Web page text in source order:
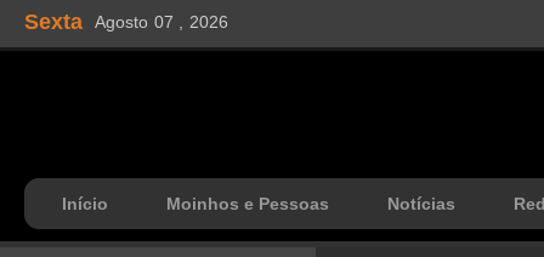
Sexta Agosto 07 , 2026
Início Moinhos e Pessoas Notícias